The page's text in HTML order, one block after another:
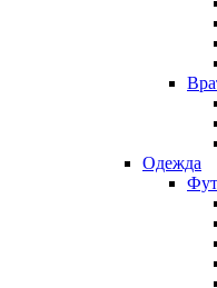
Одежда